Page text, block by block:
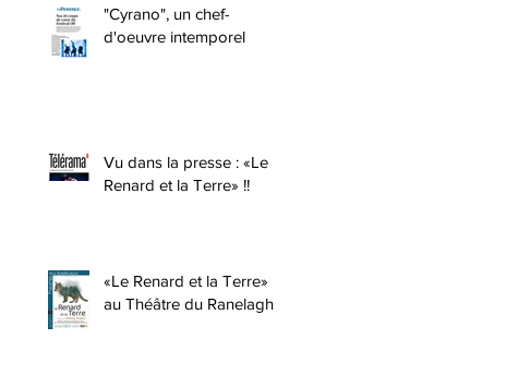
"Cyrano", un chef-
d'oeuvre intemporel
Vu dans la presse : «Le
Renard et la Terre» !!
«Le Renard et la Terre»
au Théâtre du Ranelagh !